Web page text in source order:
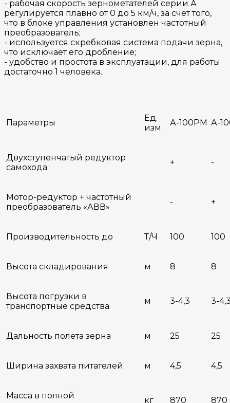
- рабочая скорость зернометателей серии А
регулируется плавно от 0 до 5 км/ч, за счет того,
что в блоке управления установлен частотный
преобразователь;
- используется скребковая система подачи зерна,
что исключает его дробление;
- удобство и простота в эксплуатации, для работы
достаточно 1 человека.
Параметры
Ед.
изм.
А-100РМ А-
Двухступенчатый редуктор
самохода
+ -
Мотор-редуктор + частотный
преобразователь «АВВ»
- +
Производительность до Т/Ч 100 100
Высота складирования м 8 8
Высота погрузки в
транспортные средства
м 3-4,3 3-
Дальность полета зерна м 25 25
Ширина захвата питателей м 4,5 4,5
Масса в полной
кг 870 870